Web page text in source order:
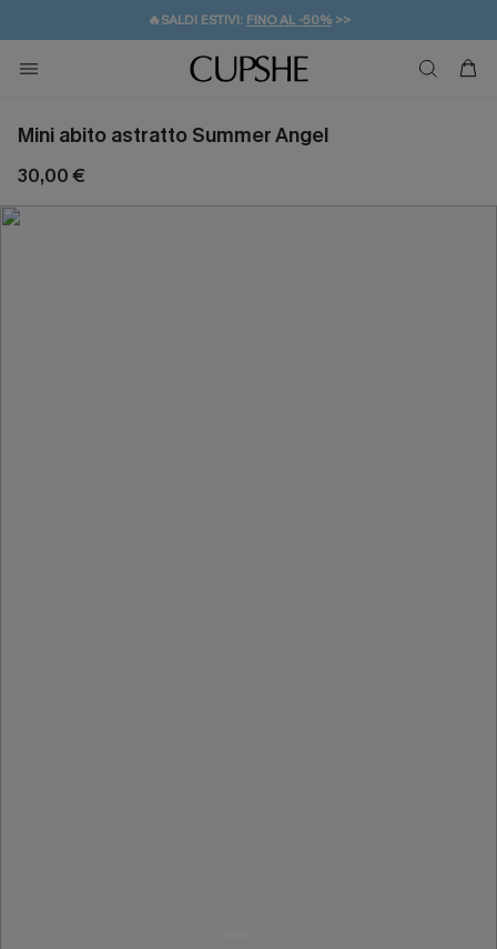
🔥SALDI ESTIVI: FINO AL -50%>>
🚚SPEDIZIONE GRATUITA DA 49€
💌REGALO PER I NUOVI: 20% DI SCONTO*
Mini abito astratto Summer Angel
30,00 €